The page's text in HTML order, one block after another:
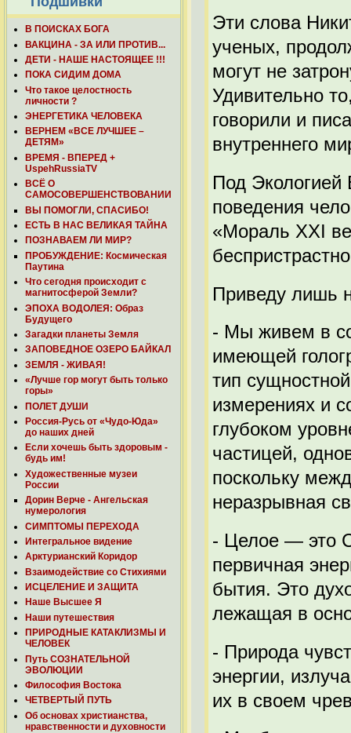
В ПОИСКАХ БОГА
ВАКЦИНА - ЗА ИЛИ ПРОТИВ...
ДЕТИ - НАШЕ НАСТОЯЩЕЕ !!!
ПОКА СИДИМ ДОМА
Что такое целостность
личности ?
ЭНЕРГЕТИКА ЧЕЛОВЕКА
ВЕРНЕМ «ВСЕ ЛУЧШЕЕ –
ДЕТЯМ»
ВРЕМЯ - ВПЕРЕД +
UspehRussiaTV
ВСЁ О
САМОСОВЕРШЕНСТВОВАНИИ
ВЫ ПОМОГЛИ, СПАСИБО!
ЕСТЬ В НАС ВЕЛИКАЯ ТАЙНА
ПОЗНАВАЕМ ЛИ МИР?
ПРОБУЖДЕНИЕ: Космическая
Паутина
Что сегодня происходит с
магнитосферой Земли?
ЭПОХА ВОДОЛЕЯ: Образ
Будущего
Загадки планеты Земля
ЗАПОВЕДНОЕ ОЗЕРО БАЙКАЛ
ЗЕМЛЯ - ЖИВАЯ!
«Лучше гор могут быть только
горы»
ПОЛЕТ ДУШИ
Россия-Русь от «Чудо-Юда»
до наших дней
Если хочешь быть здоровым -
будь им!
Художественные музеи
России
Дорин Верче - Ангельская
нумерология
СИМПТОМЫ ПЕРЕХОДА
Интегральное видение
Арктурианский Коридор
Взаимодействие со Стихиями
ИСЦЕЛЕНИЕ И ЗАЩИТА
Наше Высшее Я
Наши путешествия
ПРИРОДНЫЕ КАТАКЛИЗМЫ И
ЧЕЛОВЕК
Путь СОЗНАТЕЛЬНОЙ
ЭВОЛЮЦИИ
Философия Востока
ЧЕТВЕРТЫЙ ПУТЬ
Об основах христианства,
нравственности и духовности
Эти слова
ученых,
могут не
Удивительно
говорили и
внутреннего
Под Экологией
поведения
«Мораль XXI
Приведу лишь
- Мы живем в
имеющей
тип
измерениях и
глубоком
частицей,
поскольку
неразрывная
- Целое — это
первичная
бытия. Это
лежащая в
- Природа
энергии,
их в своем